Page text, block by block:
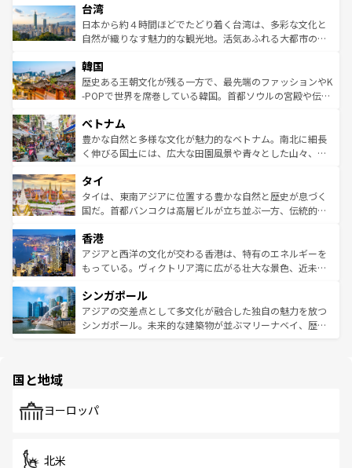
ならではの贅沢な旅のスタイルだ。 なお、新着のアメリカ
情報はコンテンツ一覧を参照してほしい。
れるおもてなしの心で訪れる人々を迎えてくれるハワイの
人々、おいしいローカルフードやハワイアンミュージッ
ク、伝統的なフラダンスなど、すべてがハワイの魅力を彩
ワイを、存分に味わってほしい。 なお、新着のハワイ情報
はコンテンツ一覧を参照してほしい。
リアリーフや大陸中央部にそびえるウルル（エアーズロッ
ク）、タスマニアの美しい原生林やケアンズの熱帯雨林な
ど、見どころがたくさん。また、カフェやワイン、オージ
いる。アクティビティも充実しており、サーフィンやダイ
ビング、ハイキングなど、アウトドア好きにはたまらな
い。オーストラリアの多彩な魅力を存分に味わいつくそ
参照してほしい。
台湾
日本から約４時間ほどでたどり着く台湾は、多彩な文化と
自然が織りなす魅力的な観光地。活気あふれる大都市の台
ン）、静ひつな山岳地帯である台湾東部など、都市の喧騒
と山間の静けさが共存しており、訪れる人に新しい発見と
驚きをもたらしてくれる。また、奥深い台湾の食文化も魅
容にもいいと評判のスイーツなど、バラエティ豊かな料理
が味わえる。 なお、新着の台湾情報は コンテンツ一覧を参
照してほしい。
韓国
歴史ある王朝文化が残る一方で、最先端のファッションやK
-POPで世界を席巻している韓国。首都ソウルの宮殿や伝統
き、地方に足を延ばせば四季折々の自然美を楽しむことが
できる。そして、キムチや焼肉、絶品のストリートフード
まで、さまざまな韓国料理が待っている。夜には、韓国な
リティに包まれながら、韓国の多彩な魅力を心ゆくまで味
わってみてほしい。 なお、新着の韓国情報はコンテンツ一
覧を参照してほしい。
ベトナム
豊かな自然と多様な文化が魅力的なベトナム。南北に細長
く伸びる国土には、広大な田園風景や青々とした山々、世
急速な発展と共に伝統が息づく。ハノイの古い町並みやホ
ーチミン市のフランス統治時代の建物も、独特の雰囲気を
醸し出している。また、バラエティの豊かさとおいしさで
とつ。フォーやバインミー、ベトナムコーヒーなどは、ぜ
ひ現地で味わいたい。どの地域を訪れてもあたたかい人々
が旅行者を迎えてくれるので、きっと忘れられない旅にな
参照してほしい。
タイ
タイは、東南アジアに位置する豊かな自然と歴史が息づく
国だ。首都バンコクは高層ビルが立ち並ぶ一方、伝統的な
の活気が交差している。北部ではチェンマイなどの山岳地
帯で自然と触れ合い、南部ではプーケットやクラビの美し
いビーチでリゾート気分を楽しむことができる。タイ料理
激する。気候は一年中温暖で、どの季節にも異なる楽しみ
が待っている。親しみやすいタイの人々、仏教を中心とし
た文化、そして多様な観光資源が、訪れる旅人を魅了し続
香港
アジアと西洋の文化が交わる香港は、特有のエネルギーを
もっている。ヴィクトリア湾に広がる壮大な景色、近未来
み、どこを訪れても感動するはず。観光スポットが密集し
ており、効率よく見どころを回れるのも魅力。息をのむよ
うな絶景から文化的な体験まで、香港を存分に楽しみ尽く
シンガポール
アジアの交差点として多文化が融合した独自の魅力を放つ
シンガポール。未来的な建築物が並ぶマリーナベイ、歴史
で、ホーカーズは地元の風情を楽しめる外せないスポット
国と地域
ヨーロッパ
北米